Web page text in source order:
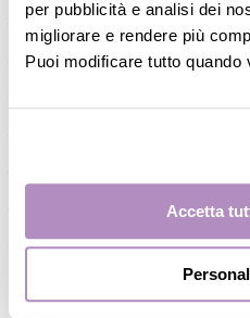
per pubblicità e analisi dei
migliorare e rendere più
Puoi modificare tutto quando
Accetta
―
Tettarelle
―Succhietti
Conservalatte Materno
―Massaggiagengive